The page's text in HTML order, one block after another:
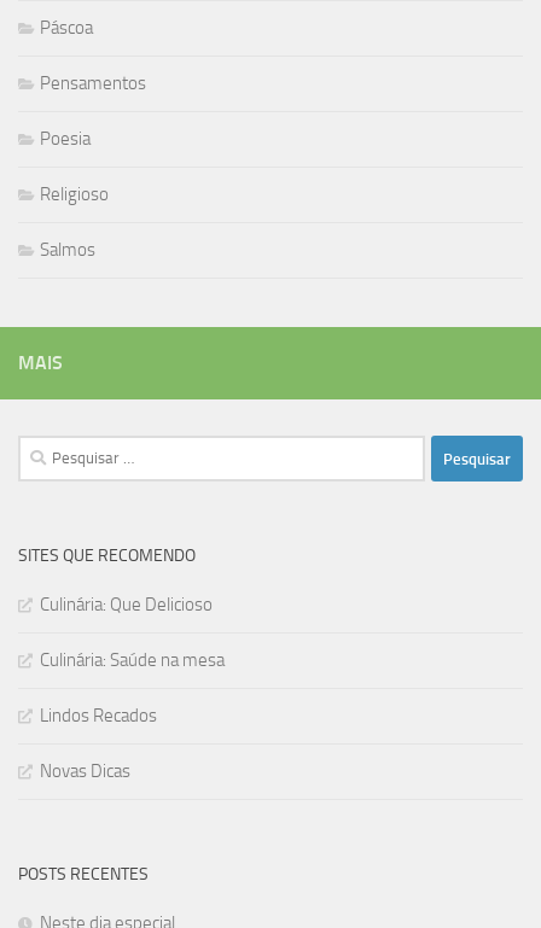
Páscoa
Pensamentos
Poesia
Religioso
Salmos
MAIS
Pesquisar
por:
SITES QUE RECOMENDO
Culinária: Que Delicioso
Culinária: Saúde na mesa
Lindos Recados
Novas Dicas
POSTS RECENTES
Neste dia especial